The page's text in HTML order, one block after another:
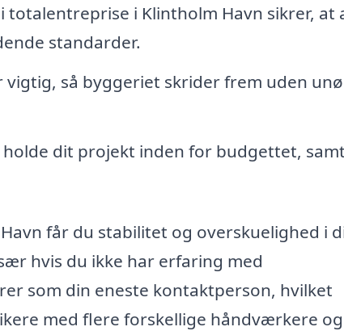
totalentreprise i Klintholm Havn sikrer, at
standarder.
vigtig, så byggeriet skrider frem uden
holde dit projekt inden for budgettet,
får du stabilitet og overskuelighed i
hvis du ikke har erfaring med
som din eneste kontaktperson, hvilket
med flere forskellige håndværkere og